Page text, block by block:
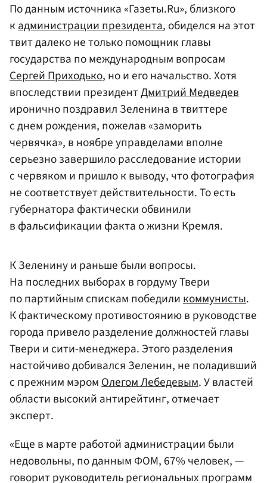
По данным источника «Газеты.Ru», близкого
кадминистрации президента, обиделся на этот
твит далеко не только помощник главы
государства по международным вопросам
Сергей Приходько, но и его начальство. Хотя
впоследствии президентДмитрий Медведев
иронично поздравил Зеленина в твиттере
с днем рождения, пожелав «заморить
червячка», в ноябре управделами вполне
серьезно завершило расследование истории
с червяком и пришло к выводу, что фотография
не соответствует действительности. То есть
губернатора фактически обвинили
в фальсификации факта о жизни Кремля.
К Зеленину и раньше были вопросы.
На последних выборах в гордуму Твери
по партийным спискам победиликоммунисты.
К фактическому противостоянию в руководстве
города привело разделение должностей главы
Твери и сити-менеджера. Этого разделения
настойчиво добивался Зеленин, не поладивший
с прежним мэромОлегом Лебедевым. У властей
области высокий антирейтинг, отмечает
эксперт.
«Еще в марте работой администрации были
недовольны, по данным ФОМ, 67% человек, —
говорит руководитель региональных программ